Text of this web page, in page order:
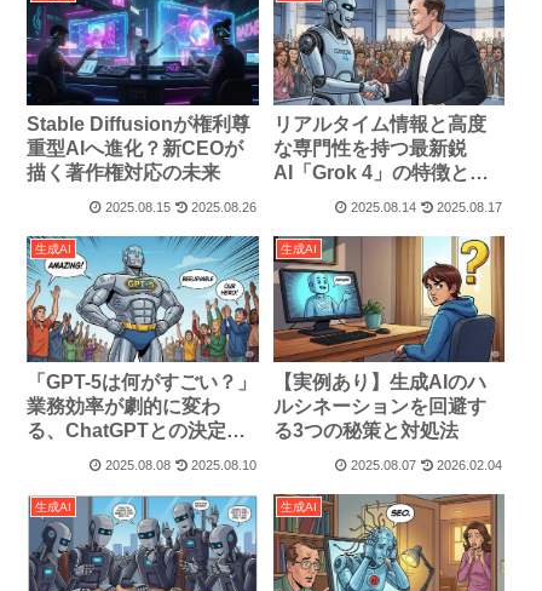
Stable Diffusionが権利尊
重型AIへ進化？新CEOが
描く著作権対応の未来
2025.08.15 2025.08.26
リアルタイム情報と高度
な専門性を持つ最新鋭
AI「Grok 4」の特徴と使
2025.08.14 2025.08.17
生成AI
「GPT-5は何がすごい？」
業務効率が劇的に変わ
る、ChatGPTとの決定的
な違いを解説
2025.08.08 2025.08.10
生成AI
【実例あり】生成AIのハ
ルシネーションを回避す
る3つの秘策と対処法
2025.08.07 2026.02.04
生成AI 生成AI